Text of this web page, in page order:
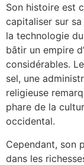
Son histoire est
capitaliser sur
la technologie
bâtir un empire
considérables.
sel, une
religieuse
phare de la
occidental.
Cependant, son
dans les